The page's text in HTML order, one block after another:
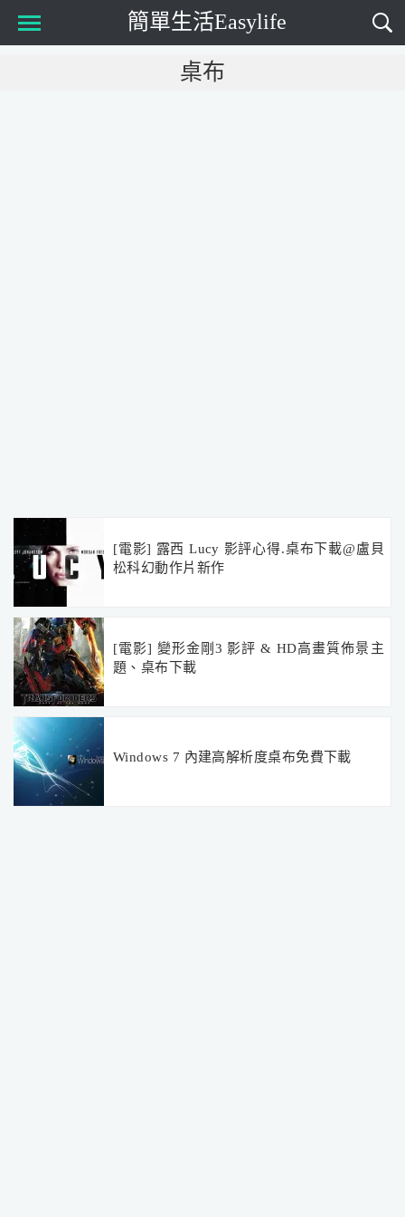
簡單生活Easylife
桌布
[電影] 露西 Lucy 影評心得.桌布下載@盧貝
松科幻動作片新作
[電影] 變形金剛3 影評 & HD高畫質佈景主
題、桌布下載
Windows 7 內建高解析度桌布免費下載